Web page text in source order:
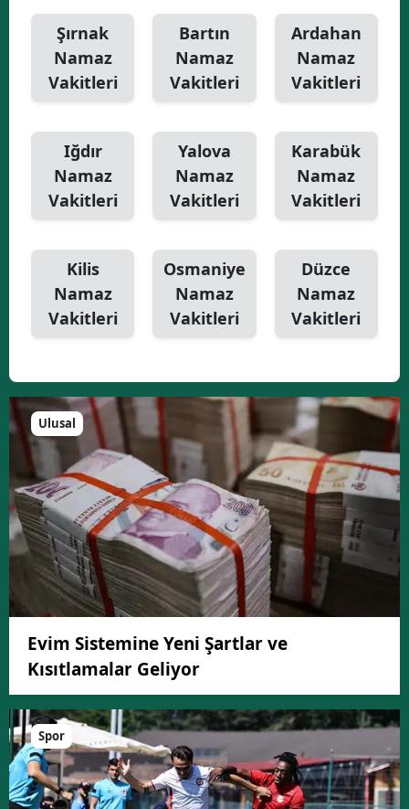
Şırnak
Namaz
Vakitleri
Bartın
Namaz
Vakitleri
Ardahan
Namaz
Vakitleri
Iğdır
Namaz
Vakitleri
Yalova
Namaz
Vakitleri
Karabük
Namaz
Vakitleri
Kilis
Namaz
Vakitleri
Osmaniye
Namaz
Vakitleri
Düzce
Namaz
Vakitleri
Ulusal
Evim Sistemine Yeni Şartlar ve
Kısıtlamalar Geliyor
Spor